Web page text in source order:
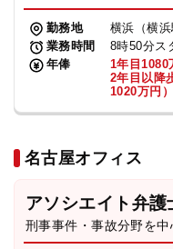
勤務地
横浜（横浜
業務時間
8時50分ス
年俸
1年目1080
2年目以降
1020万円）
名古屋オフィス
アソシエイト弁護
刑事事件・事故分野を中